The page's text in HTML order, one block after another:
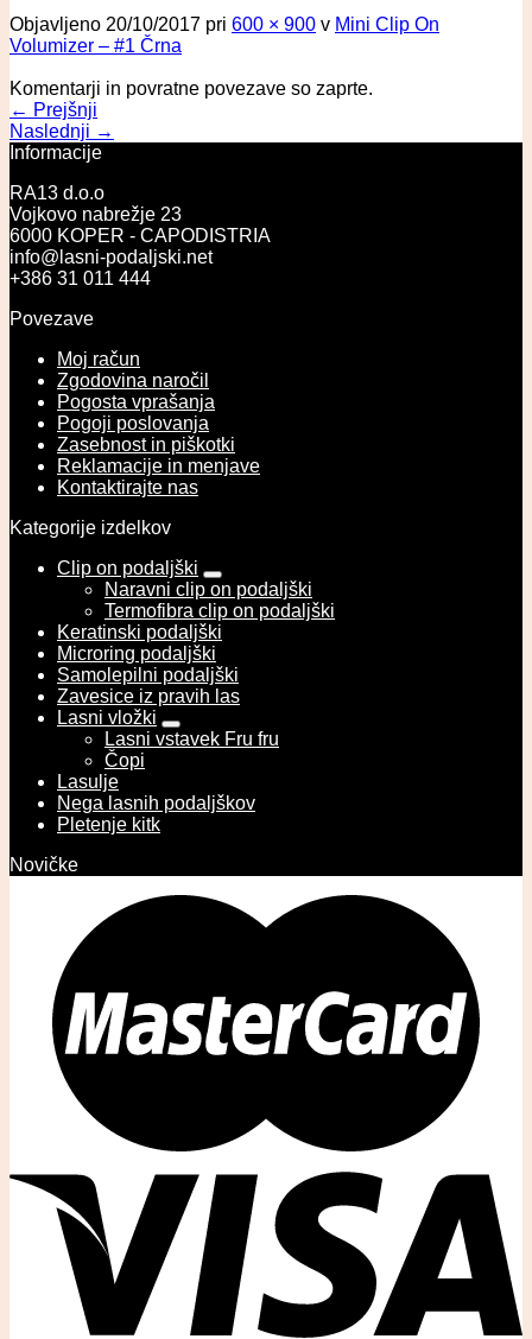
Objavljeno 20/10/2017 pri 600 × 900 v Mini Clip On
Volumizer – #1 Črna
Komentarji in povratne povezave so zaprte.
← Prejšnji
Naslednji →
Informacije
RA13 d.o.o
Vojkovo nabrežje 23
6000 KOPER - CAPODISTRIA
info@lasni-podaljski.net
+386 31 011 444
Povezave
Moj račun
Zgodovina naročil
Pogosta vprašanja
Pogoji poslovanja
Zasebnost in piškotki
Reklamacije in menjave
Kontaktirajte nas
Kategorije izdelkov
Clip on podaljški
Naravni clip on podaljški
Termofibra clip on podaljški
Keratinski podaljški
Microring podaljški
Samolepilni podaljški
Zavesice iz pravih las
Lasni vložki
Lasni vstavek Fru fru
Čopi
Lasulje
Nega lasnih podaljškov
Pletenje kitk
Novičke